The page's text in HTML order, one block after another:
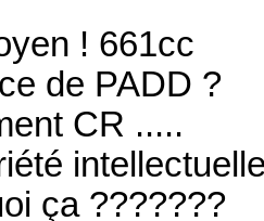
! 661cc
de PADD ?
CR .....
ça ???????